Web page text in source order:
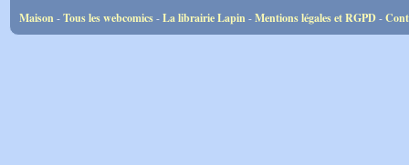
Maison-Tous les webcomics-La librairie Lapin-Mentions légales et RGPD-